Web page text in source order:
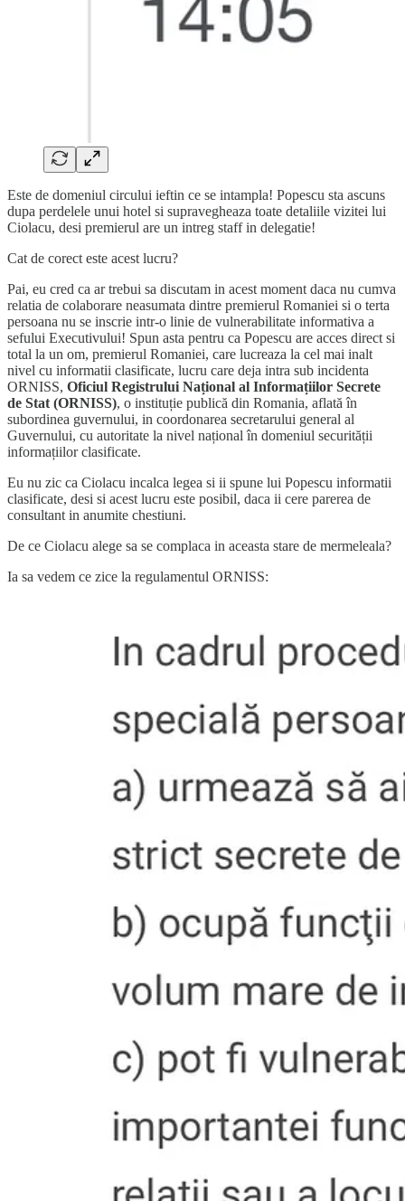
Este de domeniul circului ieftin ce se intampla! Popescu sta ascuns
dupa perdelele unui hotel si supravegheaza toate detaliile vizitei lui
Ciolacu, desi premierul are un intreg staff in delegatie!
Cat de corect este acest lucru?
Pai, eu cred ca ar trebui sa discutam in acest moment daca nu cumva
relatia de colaborare neasumata dintre premierul Romaniei si o terta
persoana nu se inscrie intr-o linie de vulnerabilitate informativa a
sefului Executivului! Spun asta pentru ca Popescu are acces direct si
total la un om, premierul Romaniei, care lucreaza la cel mai inalt
nivel cu informatii clasificate, lucru care deja intra sub incidenta
ORNISS, Oficiul Registrului Național al Informațiilor Secrete
de Stat (ORNISS), o instituție publică din Romania, aflată în
subordinea guvernului, in coordonarea secretarului general al
Guvernului, cu autoritate la nivel național în domeniul securității
informațiilor clasificate.
Eu nu zic ca Ciolacu incalca legea si ii spune lui Popescu informatii
clasificate, desi si acest lucru este posibil, daca ii cere parerea de
consultant in anumite chestiuni.
De ce Ciolacu alege sa se complaca in aceasta stare de mermeleala?
Ia sa vedem ce zice la regulamentul ORNISS: